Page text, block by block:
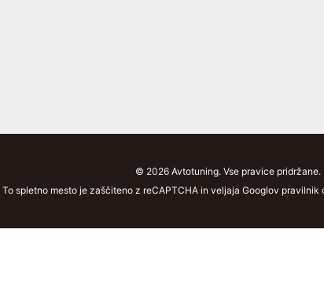
© 2026 Avtotuning. Vse pravice pridržane.
To spletno mesto je zaščiteno z reCAPTCHA in veljaja Googlov